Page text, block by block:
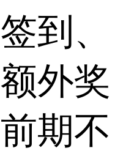
到、
外奖
期不